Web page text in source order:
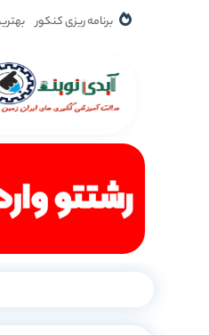
برنامه ریزی کنکور